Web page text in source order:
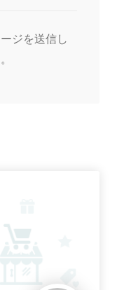
ジを送信し